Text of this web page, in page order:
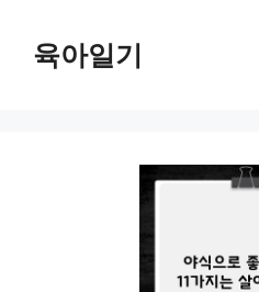
육아일기